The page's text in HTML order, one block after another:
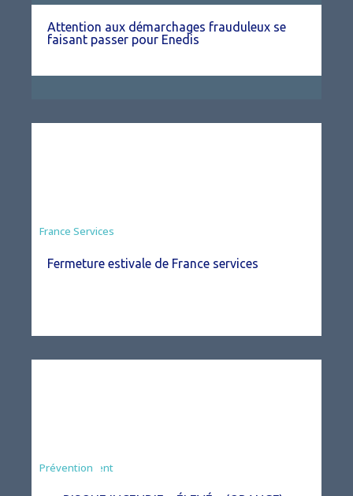
Attention aux démarchages frauduleux se
faisant passer pour Enedis
France Services
Fermeture estivale de France services
Agriculture
Arrêté
Environnement
Prévention